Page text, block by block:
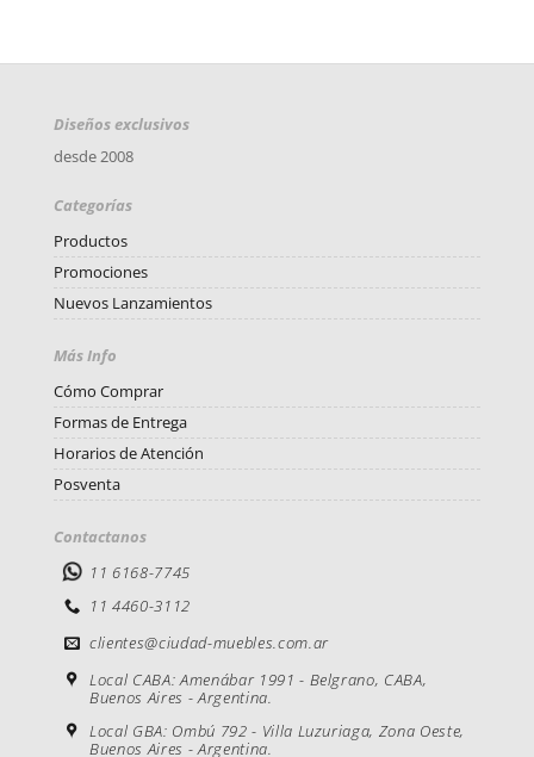
Diseños exclusivos
desde 2008
Categorías
Productos
Promociones
Nuevos Lanzamientos
Más Info
Cómo Comprar
Formas de Entrega
Horarios de Atención
Posventa
Contactanos
11 6168-7745
11 4460-3112
clientes@ciudad-muebles.com.ar
Local CABA: Amenábar 1991 - Belgrano, CABA,
Buenos Aires - Argentina.
Local GBA: Ombú 792 - Villa Luzuriaga, Zona Oeste,
Buenos Aires - Argentina.